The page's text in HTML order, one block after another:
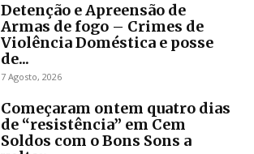
Detenção e Apreensão de
Armas de fogo – Crimes de
Violência Doméstica e posse
de...
7 Agosto, 2026
Começaram ontem quatro dias
de “resistência” em Cem
Soldos com o Bons Sons a